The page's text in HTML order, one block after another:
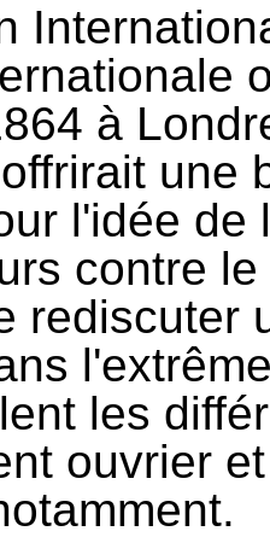
à
une
l'idée
contre
les
ouvrier